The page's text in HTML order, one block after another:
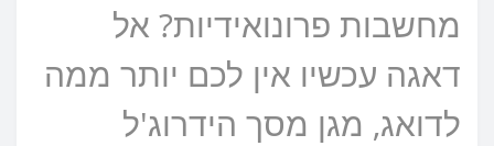
מחשבות פרונואידיות? אל
דאגה עכשיו אין לכם יותר ממה
לדואג, מגן מסך הידרוג'ל